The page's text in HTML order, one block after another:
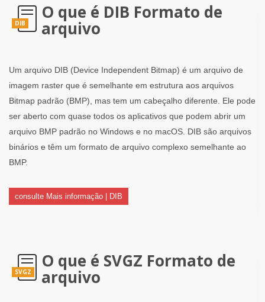
DIB
O que é DIB Formato de
arquivo
Um arquivo DIB (Device Independent Bitmap) é um arquivo de
imagem raster que é semelhante em estrutura aos arquivos
Bitmap padrão (BMP), mas tem um cabeçalho diferente. Ele pode
ser aberto com quase todos os aplicativos que podem abrir um
arquivo BMP padrão no Windows e no macOS. DIB são arquivos
binários e têm um formato de arquivo complexo semelhante ao
BMP.
consulte Mais informação | DIB
SVGZ
O que é SVGZ Formato de
arquivo